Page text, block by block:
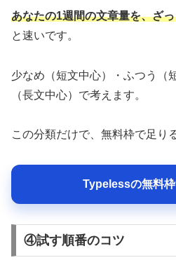
あなたの1週間の文章量を、ざ
と速いです。
少なめ（短文中心）・ふつう（
（長文中心）で考えます。
この分類だけで、無料枠で足り
Typelessの無料
④試す順番のコツ